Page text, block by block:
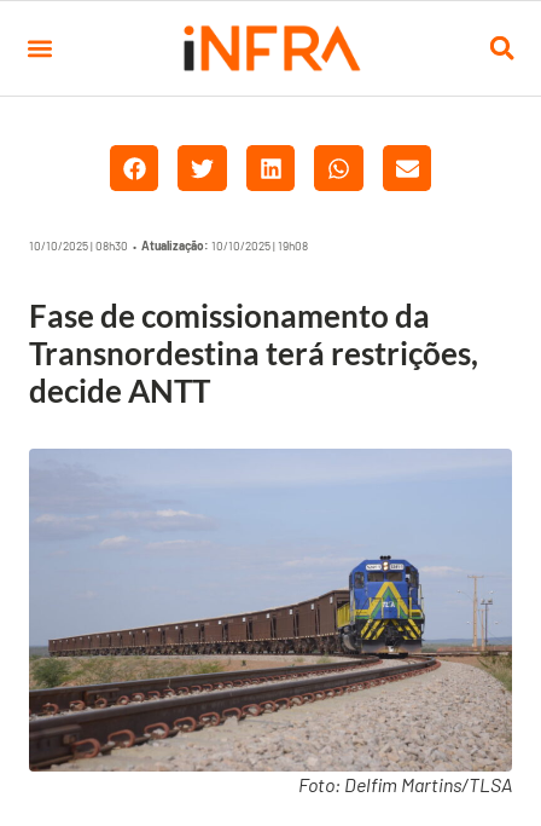
10/10/2025 | 08h30 • Atualização: 10/10/2025 | 19h08
Fase de comissionamento da
Transnordestina terá restrições,
decide ANTT
Foto: Delfim Martins/TLSA